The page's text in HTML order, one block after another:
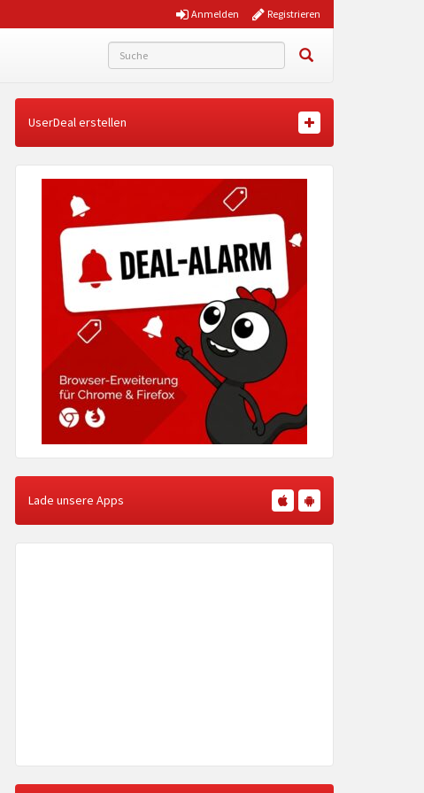
Registrieren
Anmelden
UserDeal erstellen
Lade unsere Apps